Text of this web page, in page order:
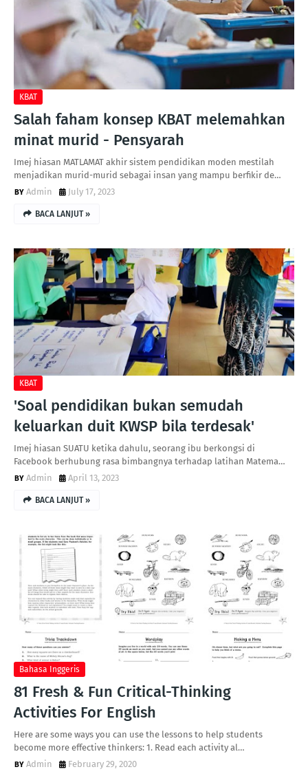
KBAT
Salah faham konsep KBAT melemahkan
minat murid - Pensyarah
Imej hiasan MATLAMAT akhir sistem pendidikan moden mestilah
menjadikan murid-murid sebagai insan yang mampu berfikir de…
Admin
July 17, 2023
BACA LANJUT »
KBAT
'Soal pendidikan bukan semudah
keluarkan duit KWSP bila terdesak'
Imej hiasan SUATU ketika dahulu, seorang ibu berkongsi di
Facebook berhubung rasa bimbangnya terhadap latihan Matema…
Admin
April 13, 2023
BACA LANJUT »
Bahasa Inggeris
81 Fresh & Fun Critical-Thinking
Activities For English
Here are some ways you can use the lessons to help students
become more effective thinkers: 1. Read each activity al…
Admin
February 29, 2020